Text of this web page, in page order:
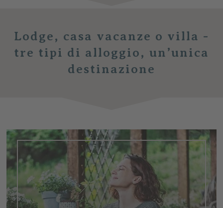
Lodge, casa vacanze o villa -
tre tipi di alloggio, un’unica
destinazione